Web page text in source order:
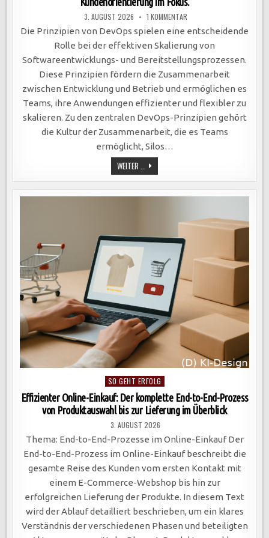
3. AUGUST 2026 1 KOMMENTARZU
DEVOPS-
PRINZIPIEN
OPTIMIEREN
SOFTWAREENTWICKLUNG:
KOLLABORATION,
AUTOMATISIERUNG,
AGILE
METHODEN
UND
KUNDENORIENTIERUNG
IM
FOKUS.
Die Prinzipien von DevOps spielen eine entscheidende
Rolle bei der effektiven Skalierung von
Softwareentwicklungs- und Bereitstellungsprozessen.
Diese Prinzipien fördern die Zusammenarbeit
zwischen Entwicklung und Betrieb und ermöglichen es
Teams, ihre Anwendungen effizienter und flexibler zu
skalieren. Zu den zentralen DevOps-Prinzipien gehört
die Kultur der Zusammenarbeit, die es Teams
ermöglicht, Silos…
WEITER ... DEVOPS-
PRINZIPIEN
OPTIMIEREN
SOFTWAREENTWICKLUNG:
KOLLABORATION,
KUNDENORIENTIERUNG
IM
Posted
in
SO GEHT ERFOLG
Effizienter Online-Einkauf: Der komplette End-to-End-Prozess
von Produktauswahl bis zur Lieferung im Überblick
3. AUGUST 2026
Thema: End-to-End-Prozesse im Online-Einkauf Der
End-to-End-Prozess im Online-Einkauf beschreibt die
gesamte Reise des Kunden vom ersten Kontakt mit
einem E-Commerce-Webshop bis hin zur
erfolgreichen Lieferung der Produkte. In diesem Text
wird der Ablauf detailliert beschrieben, um ein klares
Verständnis der verschiedenen Phasen und beteiligten